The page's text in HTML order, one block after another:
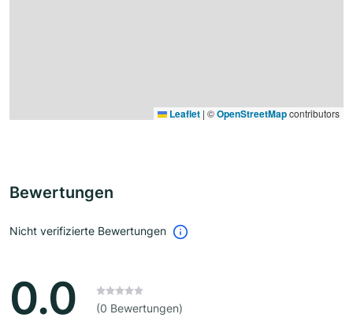
Leaflet | ©OpenStreetMapcontributors
Bewertungen
Nicht verifizierte Bewertungen
0.0 (0 Bewertungen)